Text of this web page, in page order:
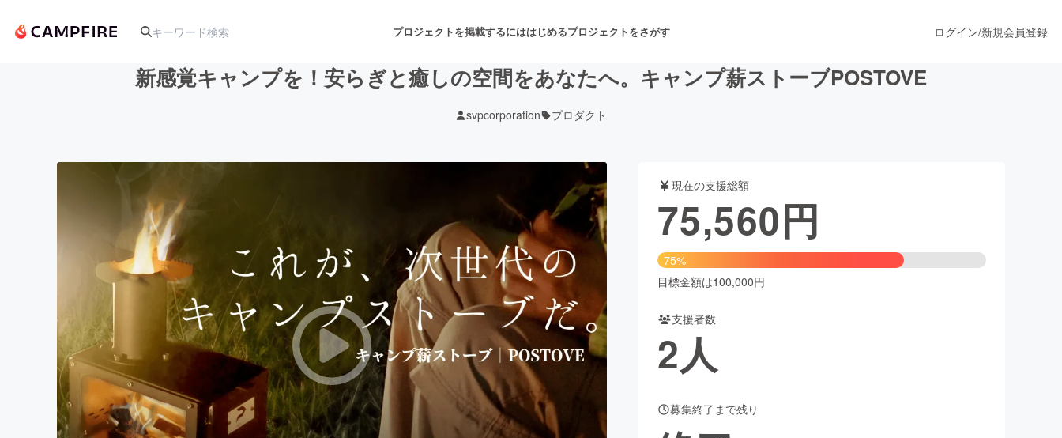
プロジェクトを掲載するにははじめるプロジェクトをさがす
アート・写真 舞台・パフォーマンス
テクノロジー・ガジェット ゲーム・サービス開発 フード・飲食店 ファッション
映像・映画 書籍・雑誌出版
ビジネス・起業 チャレンジ ビューティー・ヘルスケア
まちづくり・地域活性化
CAMPFIRE for Social Good CAMPFIRE Creation
ログイン/新規会員登録
新感覚キャンプを！安らぎと癒しの空間をあなたへ。キャンプ薪ストーブPOSTOVE
svpcorporation プロダクト
現在の支援総額
75,560円
75%
目標金額は100,000円
支援者数
2人
募集終了まで残り